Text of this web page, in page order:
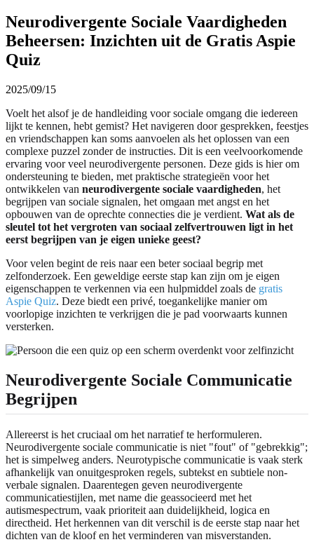
Neurodivergente Sociale Vaardigheden
Beheersen: Inzichten uit de Gratis Aspie
Quiz
2025/09/15
Voelt het alsof je de handleiding voor sociale omgang die iedereen
lijkt te kennen, hebt gemist? Het navigeren door gesprekken, feestjes
en vriendschappen kan soms aanvoelen als het oplossen van een
complexe puzzel zonder de instructies. Dit is een veelvoorkomende
ervaring voor veel neurodivergente personen. Deze gids is hier om
ondersteuning te bieden, met praktische strategieën voor het
ontwikkelen van neurodivergente sociale vaardigheden, het
begrijpen van sociale signalen, het omgaan met angst en het
opbouwen van de oprechte connecties die je verdient. Wat als de
sleutel tot het vergroten van sociaal zelfvertrouwen ligt in het
eerst begrijpen van je eigen unieke geest?
Voor velen begint de reis naar een beter sociaal begrip met
zelfonderzoek. Een geweldige eerste stap kan zijn om je eigen
eigenschappen te verkennen via een hulpmiddel zoals de gratis
Aspie Quiz. Deze biedt een privé, toegankelijke manier om
voorlopige inzichten te verkrijgen die je pad voorwaarts kunnen
versterken.
Neurodivergente Sociale Communicatie
Begrijpen
Allereerst is het cruciaal om het narratief te herformuleren.
Neurodivergente sociale communicatie is niet "fout" of "gebrekkig";
het is simpelweg anders. Neurotypische communicatie is vaak sterk
afhankelijk van onuitgesproken regels, subtekst en subtiele non-
verbale signalen. Daarentegen geven neurodivergente
communicatiestijlen, met name die geassocieerd met het
autismespectrum, vaak prioriteit aan duidelijkheid, logica en
directheid. Het herkennen van dit verschil is de eerste stap naar het
dichten van de kloof en het verminderen van misverstanden.